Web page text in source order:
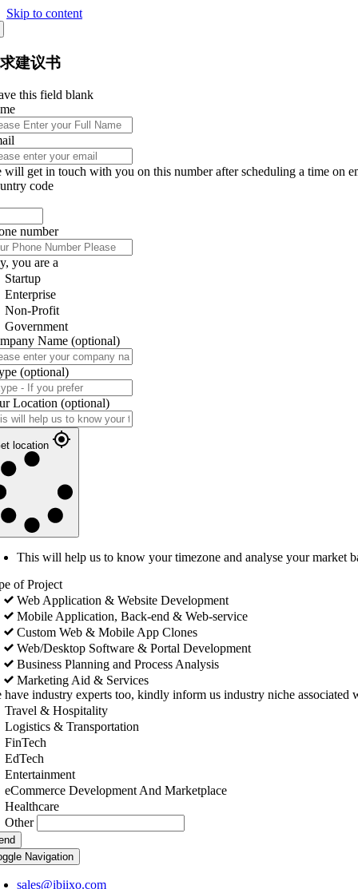
Skip to content
建议书
this field blank
will get in touch with you on this number after scheduling a time on
code
number
you are a
Startup
Enterprise
Non-Profit
Government
Name (optional)
(optional)
Location (optional)
location
This will help us to know your timezone and analyse your market
of Project
Web Application & Website Development
Mobile Application, Back-end & Web-service
Custom Web & Mobile App Clones
Web/Desktop Software & Portal Development
Business Planning and Process Analysis
Marketing Aid & Services
have industry experts too, kindly inform us industry niche associated
Travel & Hospitality
Logistics & Transportation
FinTech
EdTech
Entertainment
eCommerce Development And Marketplace
Healthcare
Other
Navigation
sales@ibiixo.com